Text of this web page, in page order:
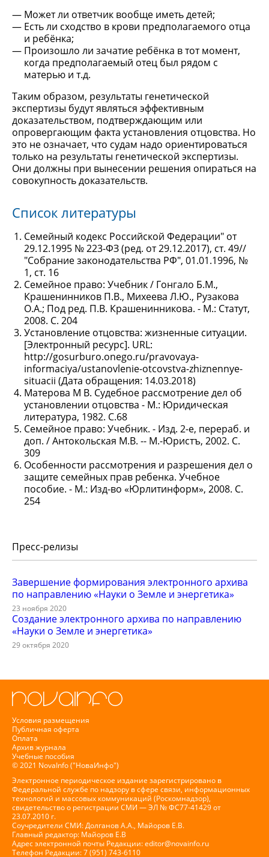
Может ли ответчик вообще иметь детей;
Есть ли сходство в крови предполагаемого отца
и ребёнка;
Произошло ли зачатие ребёнка в тот момент,
когда предполагаемый отец был рядом с
матерью и т.д.
Таким образом, результаты генетической
экспертизы будут являться эффективным
доказательством, подтверждающим или
опровергающим факта установления отцовства. Но
это не означает, что судам надо ориентироваться
только на результаты генетической экспертизы.
Они должны при вынесении решения опираться на
совокупность доказательств.
Список литературы
Семейный кодекс Российской Федерации" от
29.12.1995 № 223-ФЗ (ред. от 29.12.2017), ст. 49//
"Собрание законодательства РФ", 01.01.1996, №
1, ст. 16
Семейное право: Учебник / Гонгало Б.М.,
Крашенинников П.В., Михеева Л.Ю., Рузакова
О.А.; Под ред. П.В. Крашенинникова. - М.: Статут,
2008. С. 204
Установление отцовства: жизненные ситуации.
[Электронный ресурс]. URL:
http://gosurburo.onego.ru/pravovaya-
informaciya/ustanovlenie-otcovstva-zhiznennye-
situacii (Дата обращения: 14.03.2018)
Матерова M В. Судебное рассмотрение дел об
установлении отцовства - М.: Юридическая
литература, 1982. С.68
Семейное право: Учебник. - Изд. 2-е, перераб. и
доп. / Антокольская М.В. -- М.-Юристъ, 2002. С.
309
Особенности рассмотрения и разрешения дел о
защите семейных прав ребенка. Учебное
пособие. - М.: Изд-во «Юрлитинформ», 2008. С.
254
Пресс-релизы
Завершение формирования электронного архива
по направлению «Науки о Земле и энергетика»
23 ноября 2020
Создание электронного архива по направлению
«Науки о Земле и энергетика»
29 октября 2020
Условия размещения
Публичная оферта
Оплата
Архив журнала
Учебные пособия
© 2021 NovaInfo ("НоваИнфо")
Электронное периодическое издание зарегистрировано в
Федеральной службе по надзору в сфере связи, информационных
технологий и массовых коммуникаций (Роскомнадзор),
свидетельство о регистрации СМИ — ЭЛ № ФС77-41429 от
23.07.2010 г.
Соучредители СМИ: Долганов А.А., Майоров Е.В.
Главный редактор: Майоров Е.В
Адрес электронной почты Редакции:editor@novainfo.ru
Телефон Редакции: 7 (951) 743-6110